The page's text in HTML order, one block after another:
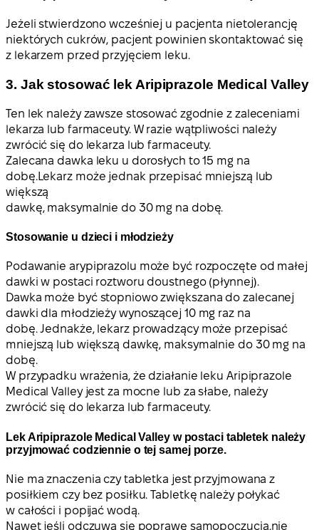
Jeżeli stwierdzono wcześniej u pacjenta nietolerancję
niektórych cukrów, pacjent powinien skontaktować się
z lekarzem przed przyjęciem leku.
3. Jak stosować lek Aripiprazole Medical Valley
Ten lek należy zawsze stosować zgodnie z zaleceniami
lekarza lub farmaceuty. W razie wątpliwości należy
zwrócić się do lekarza lub farmaceuty.
Zalecana dawka leku u dorosłych to 15 mg na
dobę.Lekarz może jednak przepisać mniejszą lub
większą
dawkę, maksymalnie do 30 mg na dobę.
Stosowanie u dzieci i młodzieży
Podawanie arypiprazolu może być rozpoczęte od małej
dawki w postaci roztworu doustnego (płynnej).
Dawka może być stopniowo zwiększana do zalecanej
dawki dla młodzieży wynoszącej 10 mg raz na
dobę. Jednakże, lekarz prowadzący może przepisać
mniejszą lub większą dawkę, maksymalnie do 30 mg na
dobę.
W przypadku wrażenia, że działanie leku Aripiprazole
Medical Valley jest za mocne lub za słabe, należy
zwrócić się do lekarza lub farmaceuty.
Lek Aripiprazole Medical Valley w postaci tabletek należy
przyjmować codziennie o tej samej porze.
Nie ma znaczenia czy tabletka jest przyjmowana z
posiłkiem czy bez posiłku. Tabletkę należy połykać
w całości i popijać wodą.
Nawet jeśli odczuwa się poprawę samopoczucia,nie